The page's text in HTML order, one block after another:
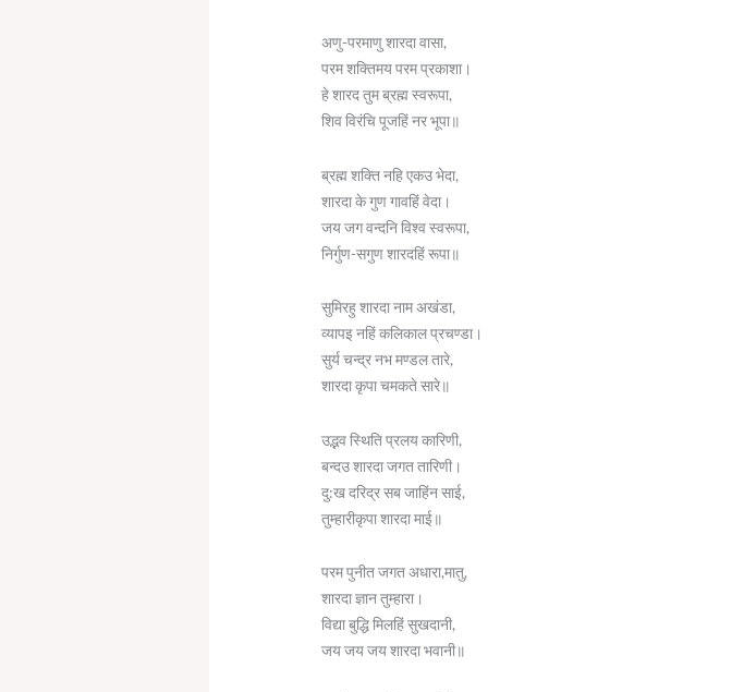
अणु-परमाणु शारदा वासा,
परम शक्तिमय परम प्रकाशा।
हे शारद तुम ब्रह्म स्वरूपा,
शिव विरंचि पूजहिं नर भूपा॥
ब्रह्म शक्ति नहि एकउ भेदा,
शारदा के गुण गावहिं वेदा।
जय जग वन्दनि विश्व स्वरूपा,
निर्गुण-सगुण शारदहिं रूपा॥
सुमिरहु शारदा नाम अखंडा,
व्यापइ नहिं कलिकाल प्रचण्डा।
सुर्य चन्द्र नभ मण्डल तारे,
शारदा कृपा चमकते सारे॥
उद्भव स्थिति प्रलय कारिणी,
बन्दउ शारदा जगत तारिणी।
दु:ख दरिद्र सब जाहिंन साई,
तुम्हारीकृपा शारदा माई॥
परम पुनीत जगत अधारा,मातु,
शारदा ज्ञान तुम्हारा।
विद्या बुद्धि मिलहिं सुखदानी,
जय जय जय शारदा भवानी॥